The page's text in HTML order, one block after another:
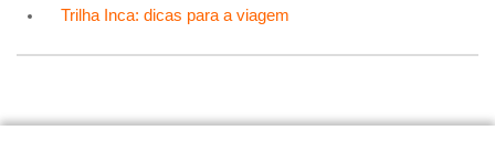
Trilha Inca: dicas para a viagem